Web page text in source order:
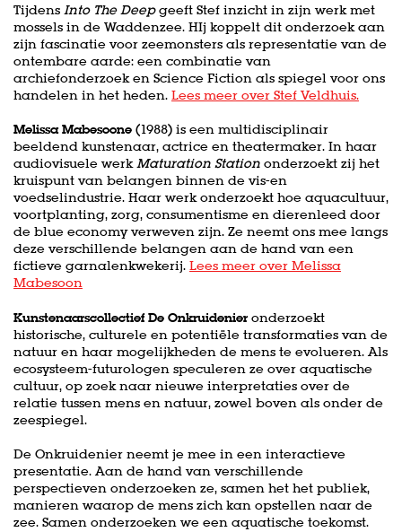
Tijdens Into The Deepgeeft Stef inzicht in zijn werk met
mossels in de Waddenzee. HIj koppelt dit onderzoek aan
zijn fascinatie voor zeemonsters als representatie van de
ontembare aarde: een combinatie van
archiefonderzoek en Science Fiction als spiegel voor ons
handelen in het heden. Lees meer over Stef Veldhuis.
Melissa Mabesoone (1988) is een multidisciplinair
beeldend kunstenaar, actrice en theatermaker. In haar
audiovisuele werkMaturation Station onderzoekt zij het
kruispunt van belangen binnen de vis-en
voedselindustrie. Haar werk onderzoekt hoe aquacultuur,
voortplanting, zorg, consumentisme en dierenleed door
de blue economy verweven zijn. Ze neemt ons mee langs
deze verschillende belangen aan de hand van een
fictieve garnalenkwekerij. Lees meer over Melissa
Mabesoon
Kunstenaarscollectief De Onkruidenier onderzoekt
historische, culturele en potentiële transformaties van de
natuur en haar mogelijkheden de mens te evolueren. Als
ecosysteem-futurologen speculeren ze over aquatische
cultuur, op zoek naar nieuwe interpretaties over de
relatie tussen mens en natuur, zowel boven als onder de
zeespiegel.
De Onkruidenier neemt je mee in een interactieve
presentatie. Aan de hand van verschillende
perspectieven onderzoeken ze, samen het het publiek,
manieren waarop de mens zich kan opstellen naar de
zee. Samen onderzoeken we een aquatische toekomst.